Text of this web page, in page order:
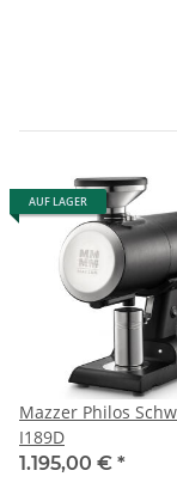
AUF LAGER
Mazzer Philos
I189D
1.195,00 € *